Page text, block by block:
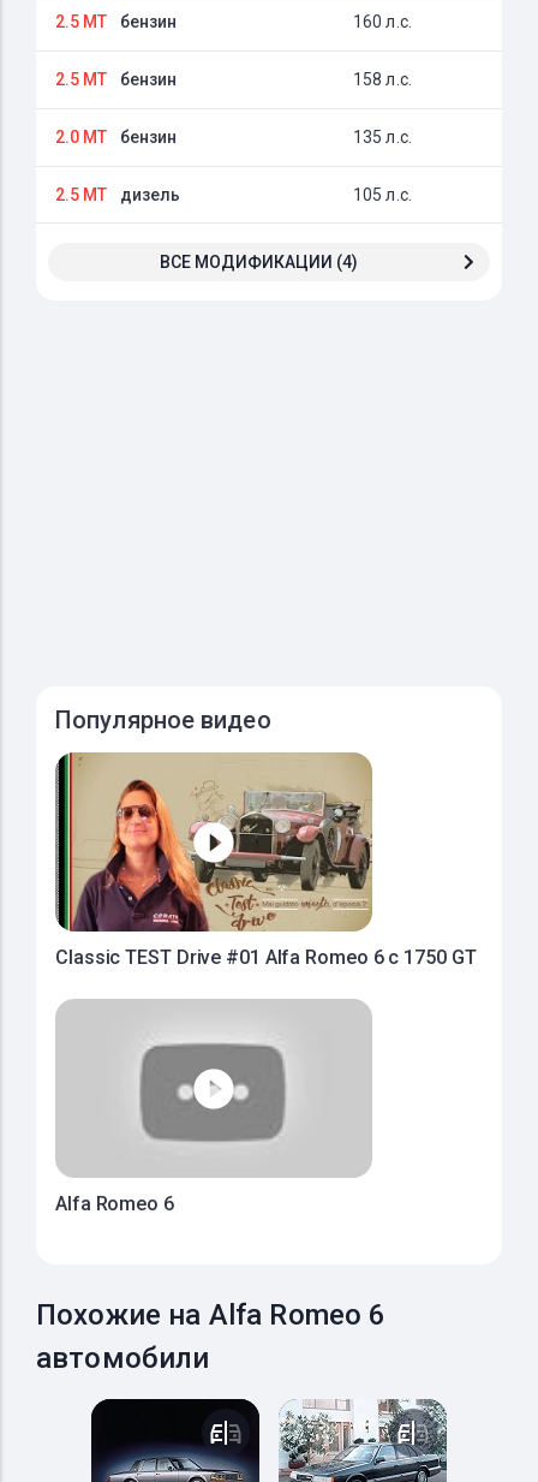
2.5 MT бензин 160 л.с.
2.5 MT бензин 158 л.с.
2.0 MT бензин 135 л.с.
2.5 MT дизель 105 л.с.
ВСЕ МОДИФИКАЦИИ (4)
Популярное видео
Classic TEST Drive #01 Alfa Romeo 6 c 1750 GT
Alfa Romeo 6
Похожие на Alfa Romeo 6
автомобили